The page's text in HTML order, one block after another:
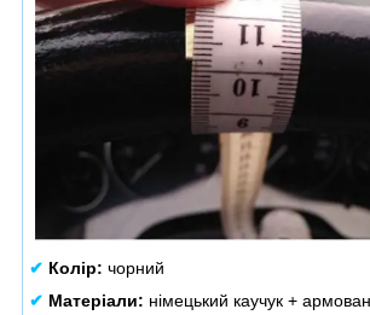
✔ Колір: чорний
✔ Матеріали: німецький каучук +